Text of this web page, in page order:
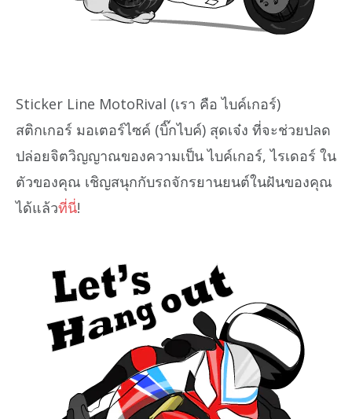
Sticker Line MotoRival (เรา คือ ไบค์เกอร์)
สติกเกอร์ มอเตอร์ไซค์ (บิ๊กไบค์) สุดเจ๋ง ที่จะช่วยปลด
ปล่อยจิตวิญญาณของความเป็น ไบค์เกอร์, ไรเดอร์ ใน
ตัวของคุณ เชิญสนุกกับรถจักรยานยนต์ในฝันของคุณ
ได้แล้วที่นี่!